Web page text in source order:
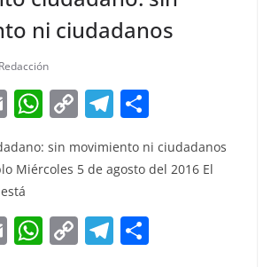
ni ciudadanos
Redacción
E
m
ai
l
W
h
at
A
p
C
p
Li
n
T
e
gr
a
m
h
ar
sin movimiento ni ciudadanos
Miércoles 5 de agosto del 2016 El
E W C T